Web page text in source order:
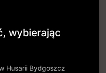
wybierając
Husarii Bydgoszcz